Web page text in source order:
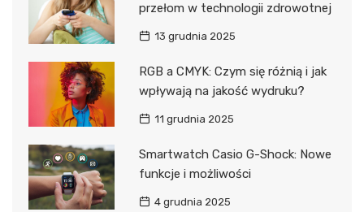
przełom w technologii zdrowotnej
13 grudnia 2025
RGB a CMYK: Czym się różnią i jak
wpływają na jakość wydruku?
11 grudnia 2025
Smartwatch Casio G-Shock: Nowe
funkcje i możliwości
4 grudnia 2025